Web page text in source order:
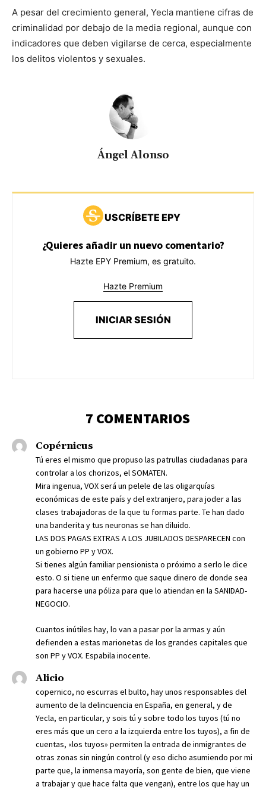
A pesar del crecimiento general, Yecla mantiene cifras de
criminalidad por debajo de la media regional, aunque con
indicadores que deben vigilarse de cerca, especialmente
los delitos violentos y sexuales.
Ángel Alonso
USCRÍBETE EPY
¿Quieres añadir un nuevo comentario?
Hazte EPY Premium, es gratuito.
Hazte Premium
INICIAR SESIÓN
7 COMENTARIOS
Copérnicus
Tú eres el mismo que propuso las patrullas ciudadanas para
controlar a los chorizos, el SOMATEN.
Mira ingenua, VOX será un pelele de las oligarquías
económicas de este país y del extranjero, para joder a las
clases trabajadoras de la que tu formas parte. Te han dado
una banderita y tus neuronas se han diluido.
LAS DOS PAGAS EXTRAS A LOS JUBILADOS DESPARECEN con
un gobierno PP y VOX.
Si tienes algún familiar pensionista o próximo a serlo le dice
esto. O si tiene un enfermo que saque dinero de donde sea
para hacerse una póliza para que lo atiendan en la SANIDAD-
NEGOCIO.
Cuantos inútiles hay, lo van a pasar por la armas y aún
defienden a estas marionetas de los grandes capitales que
son PP y VOX. Espabila inocente.
Alicio
copernico, no escurras el bulto, hay unos responsables del
aumento de la delincuencia en España, en general, y de
Yecla, en particular, y sois tú y sobre todo los tuyos (tú no
eres más que un cero a la izquierda entre los tuyos), a fin de
cuentas, «los tuyos» permiten la entrada de inmigrantes de
otras zonas sin ningún control (y eso dicho asumiendo por mi
parte que, la inmensa mayoría, son gente de bien, que viene
a trabajar y que hace falta que vengan), entre los que hay un